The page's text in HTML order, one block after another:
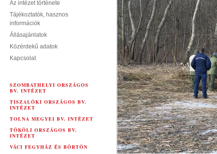
Az intézet története
Tájékoztatók, hasznos
információk
Állásajánlatok
Közérdekű adatok
Kapcsolat
SZOMBATHELYI ORSZÁGOS
BV. INTÉZET
TISZALÖKI ORSZÁGOS BV.
INTÉZET
TOLNA MEGYEI BV. INTÉZET
TÖKÖLI ORSZÁGOS BV.
INTÉZET
VÁCI FEGYHÁZ ÉS BÖRTÖN